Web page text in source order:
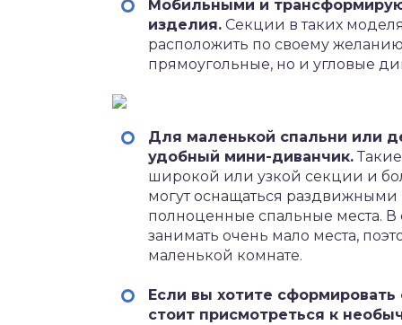
Мобильными и
изделия. Секции в таких
расположить по своему
прямоугольные, но и угловые
Для маленькой спальни или
удобный мини-диванчик.
широкой или узкой секции и
могут оснащаться
полноценные спальные места.
занимать очень мало места,
маленькой комнате.
Если вы хотите
стоит присмотреться к